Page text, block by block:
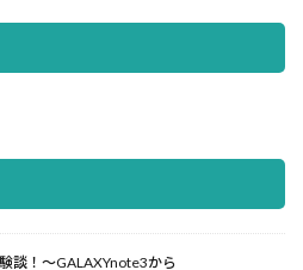
談！～GALAXYnote3から